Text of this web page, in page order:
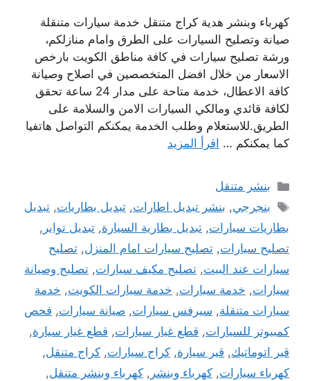
كهرباء وبنشر هدية كراج متنقل خدمة سيارات متنقلة
صيانة وتصليح السيارات على الطرق وامام منازلكم،
ورشة تصليح سيارات في كافة مناطق الكويت بارخص
الاسعار من خلال افضل المتخصصين في اصلاح وصيانة
كافة الاعطال، خدمة متاحة على مدار 24 ساعة تحقق
لكافة قائدي ومالكي السيارات الامن والسلامة على
الطريق.للاستعلام وطلب الخدمة يمكنكم التواصل هاتفيا
كما يمكنكم … اقرأ المزيد
التصنيفات
بنشر متنقل
الوسوم
بنجرجي, بنشر تبديل اطارات,تبديل بطاريات,تبديل
بطاريات سيارات, تبديل بطارية السيارة, تبديل تواير ,
تصليح سيارات, تصليح سيارات امام المنزل, تصليح
سيارات عند البيت, تصليح مكيف سيارات, تصليح وصيانة
سيارات, خدمة سيارات, خدمة سيارات الكويت, خدمة
سيارات متنقلة, سيرفس سيارات, صيانة سيارات, فحص
كمبيوتر للسيارات, قطع غيار سيارات, قطع غيار سيارة,
قير اتوماتيك, قير سيارة, كراج سيارات, كراج متنقل,
كهرباء سيارات, كهرباء وبنشر , كهرباء وبنشر متنقل,